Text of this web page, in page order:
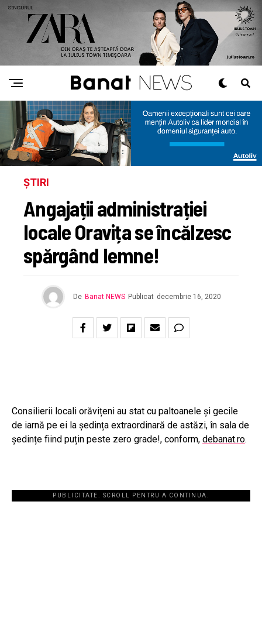
ȘTIRI
Angajații administrației
locale Oravița se încălzesc
spărgând lemne!
De Banat NEWS Publicat decembrie 16, 2020
Consilierii locali orăvițeni au stat cu paltoanele și gecile
de iarnă pe ei la ședința extraordinară de astăzi, în sala de
ședințe fiind puțin peste zero grade!, conform, debanat.ro.
PUBLICITATE. SCROLL PENTRU A CONTINUA.